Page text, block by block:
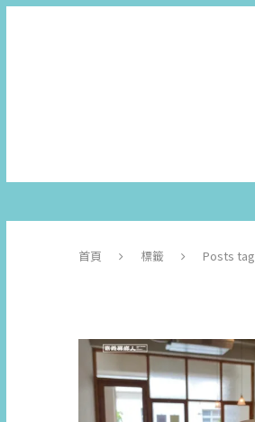
首頁 標籤 Posts